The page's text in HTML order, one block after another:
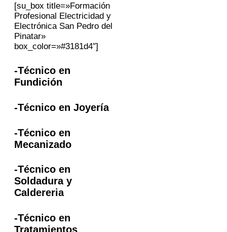
[su_box title=»Formación
Profesional Electricidad y
Electrónica San Pedro del
Pinatar»
box_color=»#3181d4″]
-Técnico en
Fundición
-Técnico en Joyería
-Técnico en
Mecanizado
-Técnico en
Soldadura y
Caldereria
-Técnico en
Tratamientos